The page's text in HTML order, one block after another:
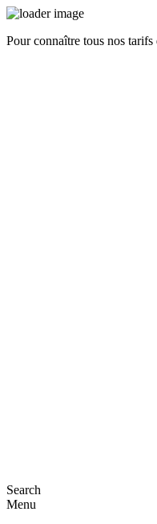
Pour connaître tous nos
Search
Menu